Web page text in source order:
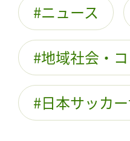
ニュース
地域社会・
日本サッカ